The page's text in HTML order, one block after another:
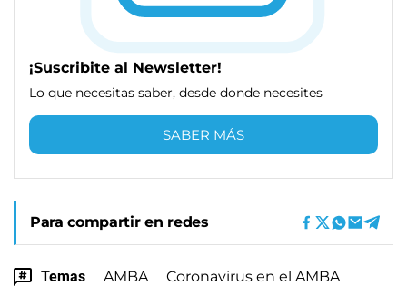
¡Suscribite al Newsletter!
Lo que necesitas saber, desde donde necesites
SABER MÁS
Para compartir en redes
Temas AMBA
Coronavirus en el AMBA